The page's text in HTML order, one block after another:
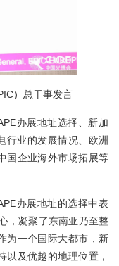
）总干事发言
办展地址选择 、新加
行业的发展情况、欧洲
国企业海外市场拓展等
办展地址的选择中表
，凝聚了东南亚乃至整
为一个国际大都市，新
以及优越的地理位置，